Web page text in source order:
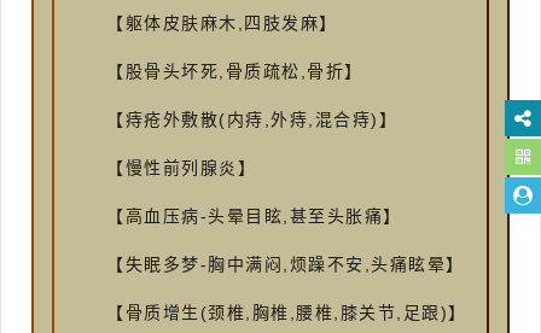
【躯体皮肤麻木,四肢发麻】
【股骨头坏死,骨质疏松,骨折】
【痔疮外敷散(内痔,外痔,混合痔)】
【慢性前列腺炎】
【高血压病-头晕目眩,甚至头胀痛】
【失眠多梦-胸中满闷,烦躁不安,头痛眩晕】
【骨质增生(颈椎,胸椎,腰椎,膝关节,足跟)】